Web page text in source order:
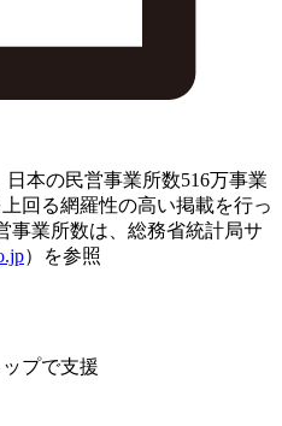
本の民営事業所数516万事業
回る網羅性の高い掲載を行っ
事業所数は、総務省統計局サ
）を参照
プで支援